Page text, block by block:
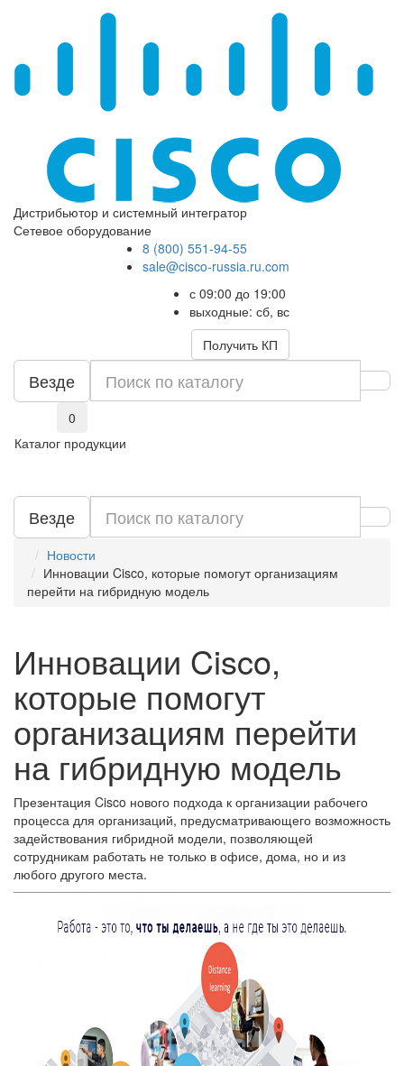
Дистрибьютор и системный интегратор
Сетевое оборудование
8 (800) 551-94-55
sale@cisco-russia.ru.com
с 09:00 до 19:00
выходные: сб, вс
Получить КП
Везде
0
Каталог продукции
Везде
Новости
Инновации Cisco, которые помогут организациям
перейти на гибридную модель
Инновации Cisco,
которые помогут
организациям перейти
на гибридную модель
Презентация Cisco нового подхода к организации рабочего
процесса для организаций, предусматривающего возможность
задействования гибридной модели, позволяющей
сотрудникам работать не только в офисе, дома, но и из
любого другого места.